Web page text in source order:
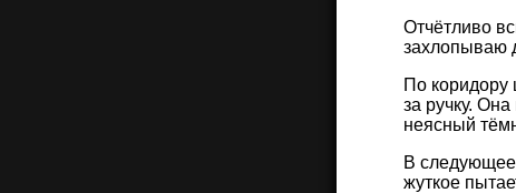
Отчётливо
захлопываю
По
за ручку.
неясный
В следующее
жуткое